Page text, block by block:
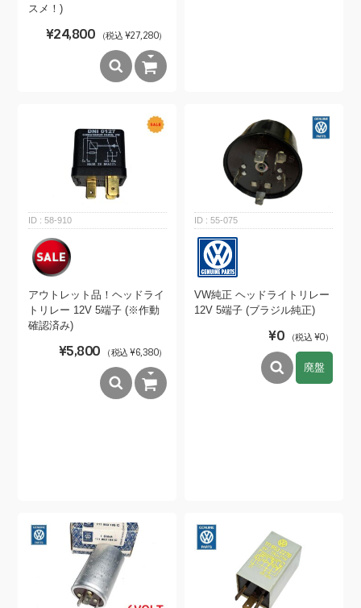
スメ！)
¥24,800 （税込 ¥27,280）
58-910
アウトレット品！ヘッドライ
トリレー 12V 5端子 (※作動
確認済み)
¥5,800 （税込 ¥6,380）
55-075
VW純正 ヘッドライトリレー
12V 5端子 (ブラジル純正)
¥0 （税込 ¥0）
廃盤